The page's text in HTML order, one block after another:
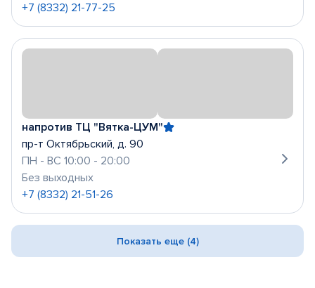
+7 (8332) 21-77-25
напротив ТЦ "Вятка-ЦУМ"
пр-т Октябрьский, д. 90
ПН - ВС 10:00 - 20:00
Без выходных
+7 (8332) 21-51-26
Показать еще (4)